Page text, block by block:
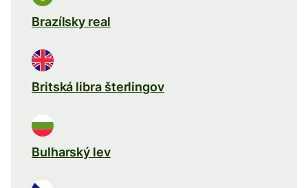
Brazílsky real
Britská libra šterlingov
Bulharský lev